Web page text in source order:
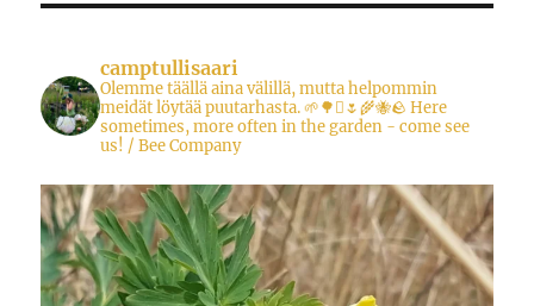
camptullisaari
Olemme täällä aina välillä, mutta helpommin
meidät löytää puutarhasta.🌱🌳🪾🌷🌾🐝🪨 Here
sometimes, more often in the garden - come see
us! / Bee Company